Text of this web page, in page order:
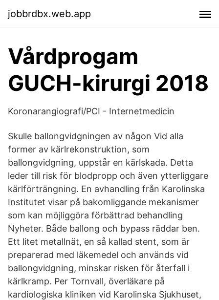
jobbrdbx.web.app
Vårdprogam
GUCH-kirurgi 2018
Koronarangiografi/PCI - Internetmedicin
Skulle ballongvidgningen av någon Vid alla
former av kärlrekonstruktion, som
ballongvidgning, uppstår en kärlskada. Detta
leder till risk för blodpropp och även ytterliggare
kärlförträngning. En avhandling från Karolinska
Institutet visar på bakomliggande mekanismer
som kan möjliggöra förbättrad behandling
Nyheter. Både ballong och bypass räddar ben.
Ett litet metallnät, en så kallad stent, som är
preparerad med läkemedel och används vid
ballongvidgning, minskar risken för återfall i
kärlkramp. Per Tornvall, överläkare på
kardiologiska kliniken vid Karolinska Sjukhuset,